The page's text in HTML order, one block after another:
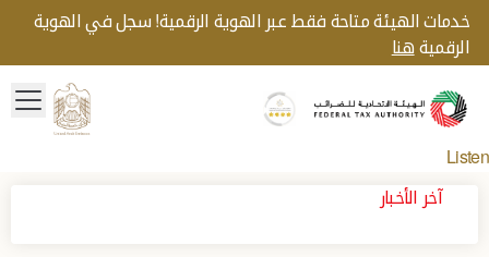
خدمات الهيئة متاحة فقط عبر الهوية الرقمية! سجل في الهوية
الرقميةهنا
Logo
Gold star Logo
Listen
آخر الأخبار